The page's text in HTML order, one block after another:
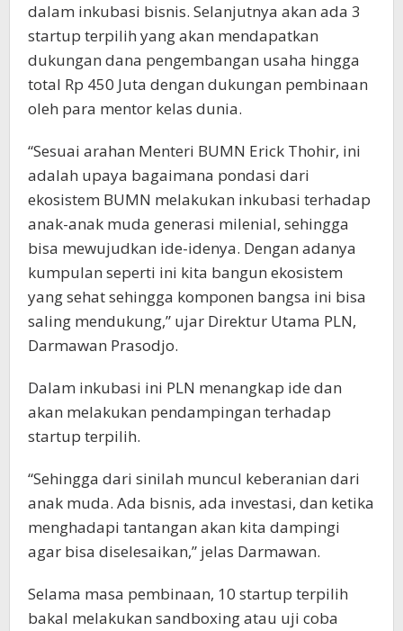
dalam inkubasi bisnis. Selanjutnya akan ada 3
startup terpilih yang akan mendapatkan
dukungan dana pengembangan usaha hingga
total Rp 450 Juta dengan dukungan pembinaan
oleh para mentor kelas dunia.
“Sesuai arahan Menteri BUMN Erick Thohir, ini
adalah upaya bagaimana pondasi dari
ekosistem BUMN melakukan inkubasi terhadap
anak-anak muda generasi milenial, sehingga
bisa mewujudkan ide-idenya. Dengan adanya
kumpulan seperti ini kita bangun ekosistem
yang sehat sehingga komponen bangsa ini bisa
saling mendukung,” ujar Direktur Utama PLN,
Darmawan Prasodjo.
Dalam inkubasi ini PLN menangkap ide dan
akan melakukan pendampingan terhadap
startup terpilih.
“Sehingga dari sinilah muncul keberanian dari
anak muda. Ada bisnis, ada investasi, dan ketika
menghadapi tantangan akan kita dampingi
agar bisa diselesaikan,” jelas Darmawan.
Selama masa pembinaan, 10 startup terpilih
bakal melakukan sandboxing atau uji coba